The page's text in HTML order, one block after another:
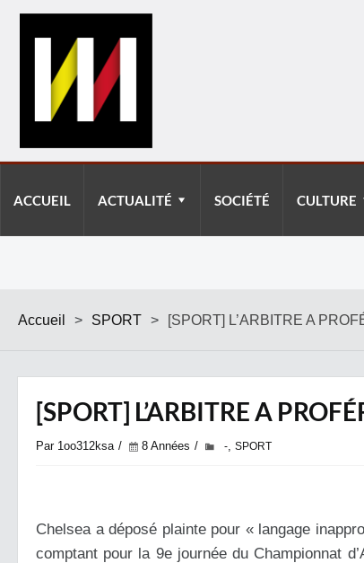
ACCUEIL ACTUALITÉ SOCIÉTÉ CULTURE
Accueil > SPORT > [SPORT] L’ARBITRE A
[SPORT] L’ARBITRE A
Par 1oo312ksa 8 Années -, SPORT
Chelsea a déposé plainte pour « langage
comptant pour la 9e journée du Championnat